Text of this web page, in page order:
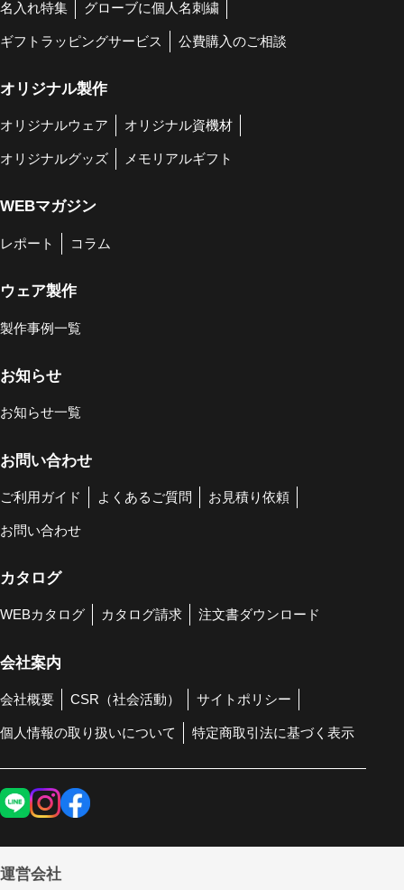
名入れ特集 グローブに個人名刺繍
ギフトラッピングサービス 公費購入のご相談
オリジナル製作
オリジナルウェア オリジナル資機材
オリジナルグッズ メモリアルギフト
WEBマガジン
レポート コラム
ウェア製作
製作事例一覧
お知らせ
お知らせ一覧
お問い合わせ
ご利用ガイド よくあるご質問 お見積り依頼
お問い合わせ
カタログ
WEBカタログ カタログ請求 注文書ダウンロード
会社案内
会社概要 CSR（社会活動） サイトポリシー
個人情報の取り扱いについて 特定商取引法に基づく表示
運営会社